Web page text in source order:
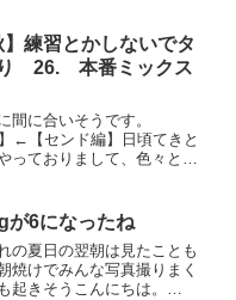
】練習とかしないでタ
26. 本番ミックス
間に合いそうです。
←【センド編】日頃てきと
っておりまして、色々とや
しまうまとめを今年もやっ
た。タダで、練...
が6になったね
の夏日の翌朝は見たことも
焼けでみんな写真撮りまく
起きそうこんにちは。